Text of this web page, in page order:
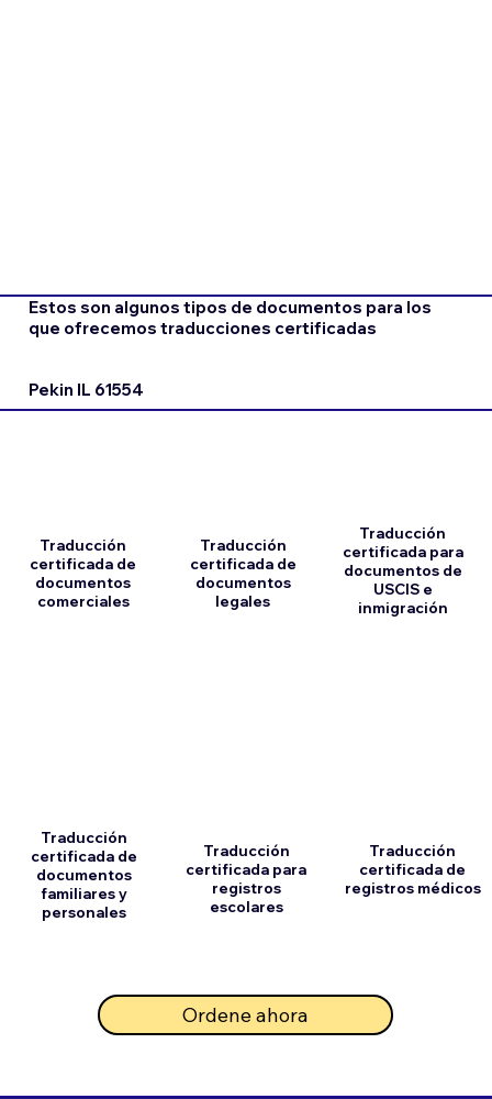
Estos son algunos tipos de documentos para los
que ofrecemos traducciones certificadas
Pekin IL 61554
Traducción
certificada de
documentos
comerciales
Traducción
certificada de
documentos
familiares y
personales
Traducción
certificada de
documentos
legales
Traducción
certificada para
registros
escolares
Ordene ahora
Traducción
certificada para
documentos de
USCIS e
inmigración
Traducción
certificada de
registros médicos